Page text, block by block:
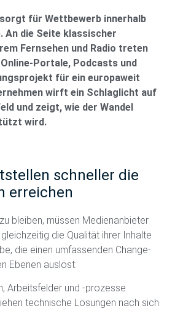
für Wettbewerb innerhalb
An die Seite klassischer
Fernsehen und Radio treten
Portale, Podcasts und
für ein europaweit
wirft ein Schlaglicht auf
und zeigt, wie der Wandel
wird.
schneller die
erreichen
bleiben, müssen Medienanbieter
die Qualität ihrer Inhalte
die einen umfassenden Change-
Ebenen auslöst:
Arbeitsfelder und -prozesse
technische Lösungen nach sich.